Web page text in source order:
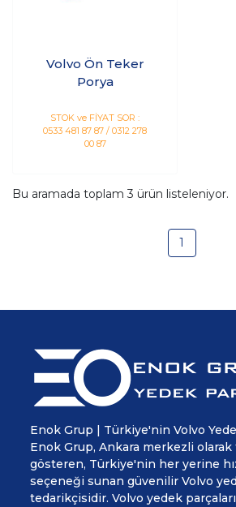
Volvo Ön Teker
Porya
STOK ve FİYAT SOR :
0533 481 87 87 / 0312 278
00 87
Bu aramada toplam3 ürün listeleniyor.
1
Enok Grup | Türkiye'nin Volvo
Enok Grup, Ankara merkezli olarak
gösteren, Türkiye'nin her yerine
seçeneği sunan güvenilir Volvo
tedarikçisidir. Volvo yedek